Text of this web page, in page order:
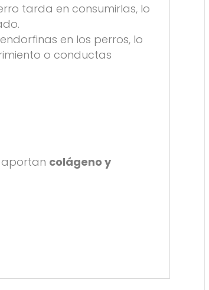
tarda en consumirlas, lo
en los perros, lo
o conductas
aportan colágeno y